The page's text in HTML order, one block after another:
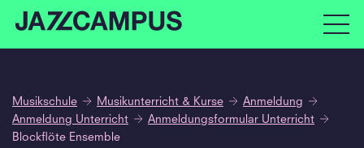
Musikschule Musikunterricht & Kurse
Anmeldung
Anmeldung Unterricht
Anmeldungsformular Unterricht
Blockflöte Ensemble